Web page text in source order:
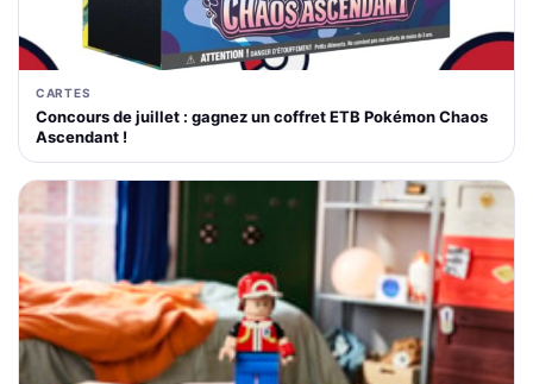
CARTES
Concours de juillet : gagnez un coffret ETB Pokémon Chaos
Ascendant !